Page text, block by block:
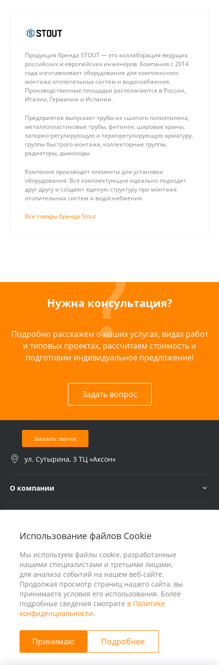
Использование файлов Cookie
Мы используем файлы cookie, разработанные
нашими специалистами и третьими лицами,
для анализа событий на нашем веб-сайте.
Продолжая просмотр страниц нашего сайта, вы
принимаете условия его использования. Более
подробные сведения смотрите в Политике
конфиденциальности.
Принимаю Подробнее
Продукция бренда STOUT — это коллаборация ведущих
российских и европейских инженеров. Компания с 2014
года изготавливает оборудование для комплексного
монтажа отопительных систем и водоснабжения.
Производственные площадки располагаются в России,
Италии, Германии и Испании.
Предприятие выпускает трубы из сшитого полиэтилена,
металлопластиковые трубы, фитинги, шаровые краны,
запорно-регулирующую и терморегулирующую арматуру,
группы быстрого монтажа, коллекторные группы,
радиаторы, дымоходы.
Компания производит элементы для установки
оборудования. Все комплектующие идеально подходят
друг другу и создают единую структуру при монтаже
отопительных систем и водоснабжения.
Все товары бренда Stout
Нужна консультация?
Подробно расскажем о наших услугах, видах работ
и типовых проектах, рассчитаем стоимость и
подготовим индивидуальное предложение!
Задать вопрос
Заказать звонок
ул. Сутырина, 3 ТЦ «Аксон»
О компании